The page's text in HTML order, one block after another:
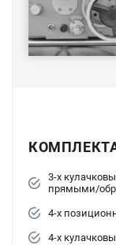
3-х
прямыми/
4-х
4-х